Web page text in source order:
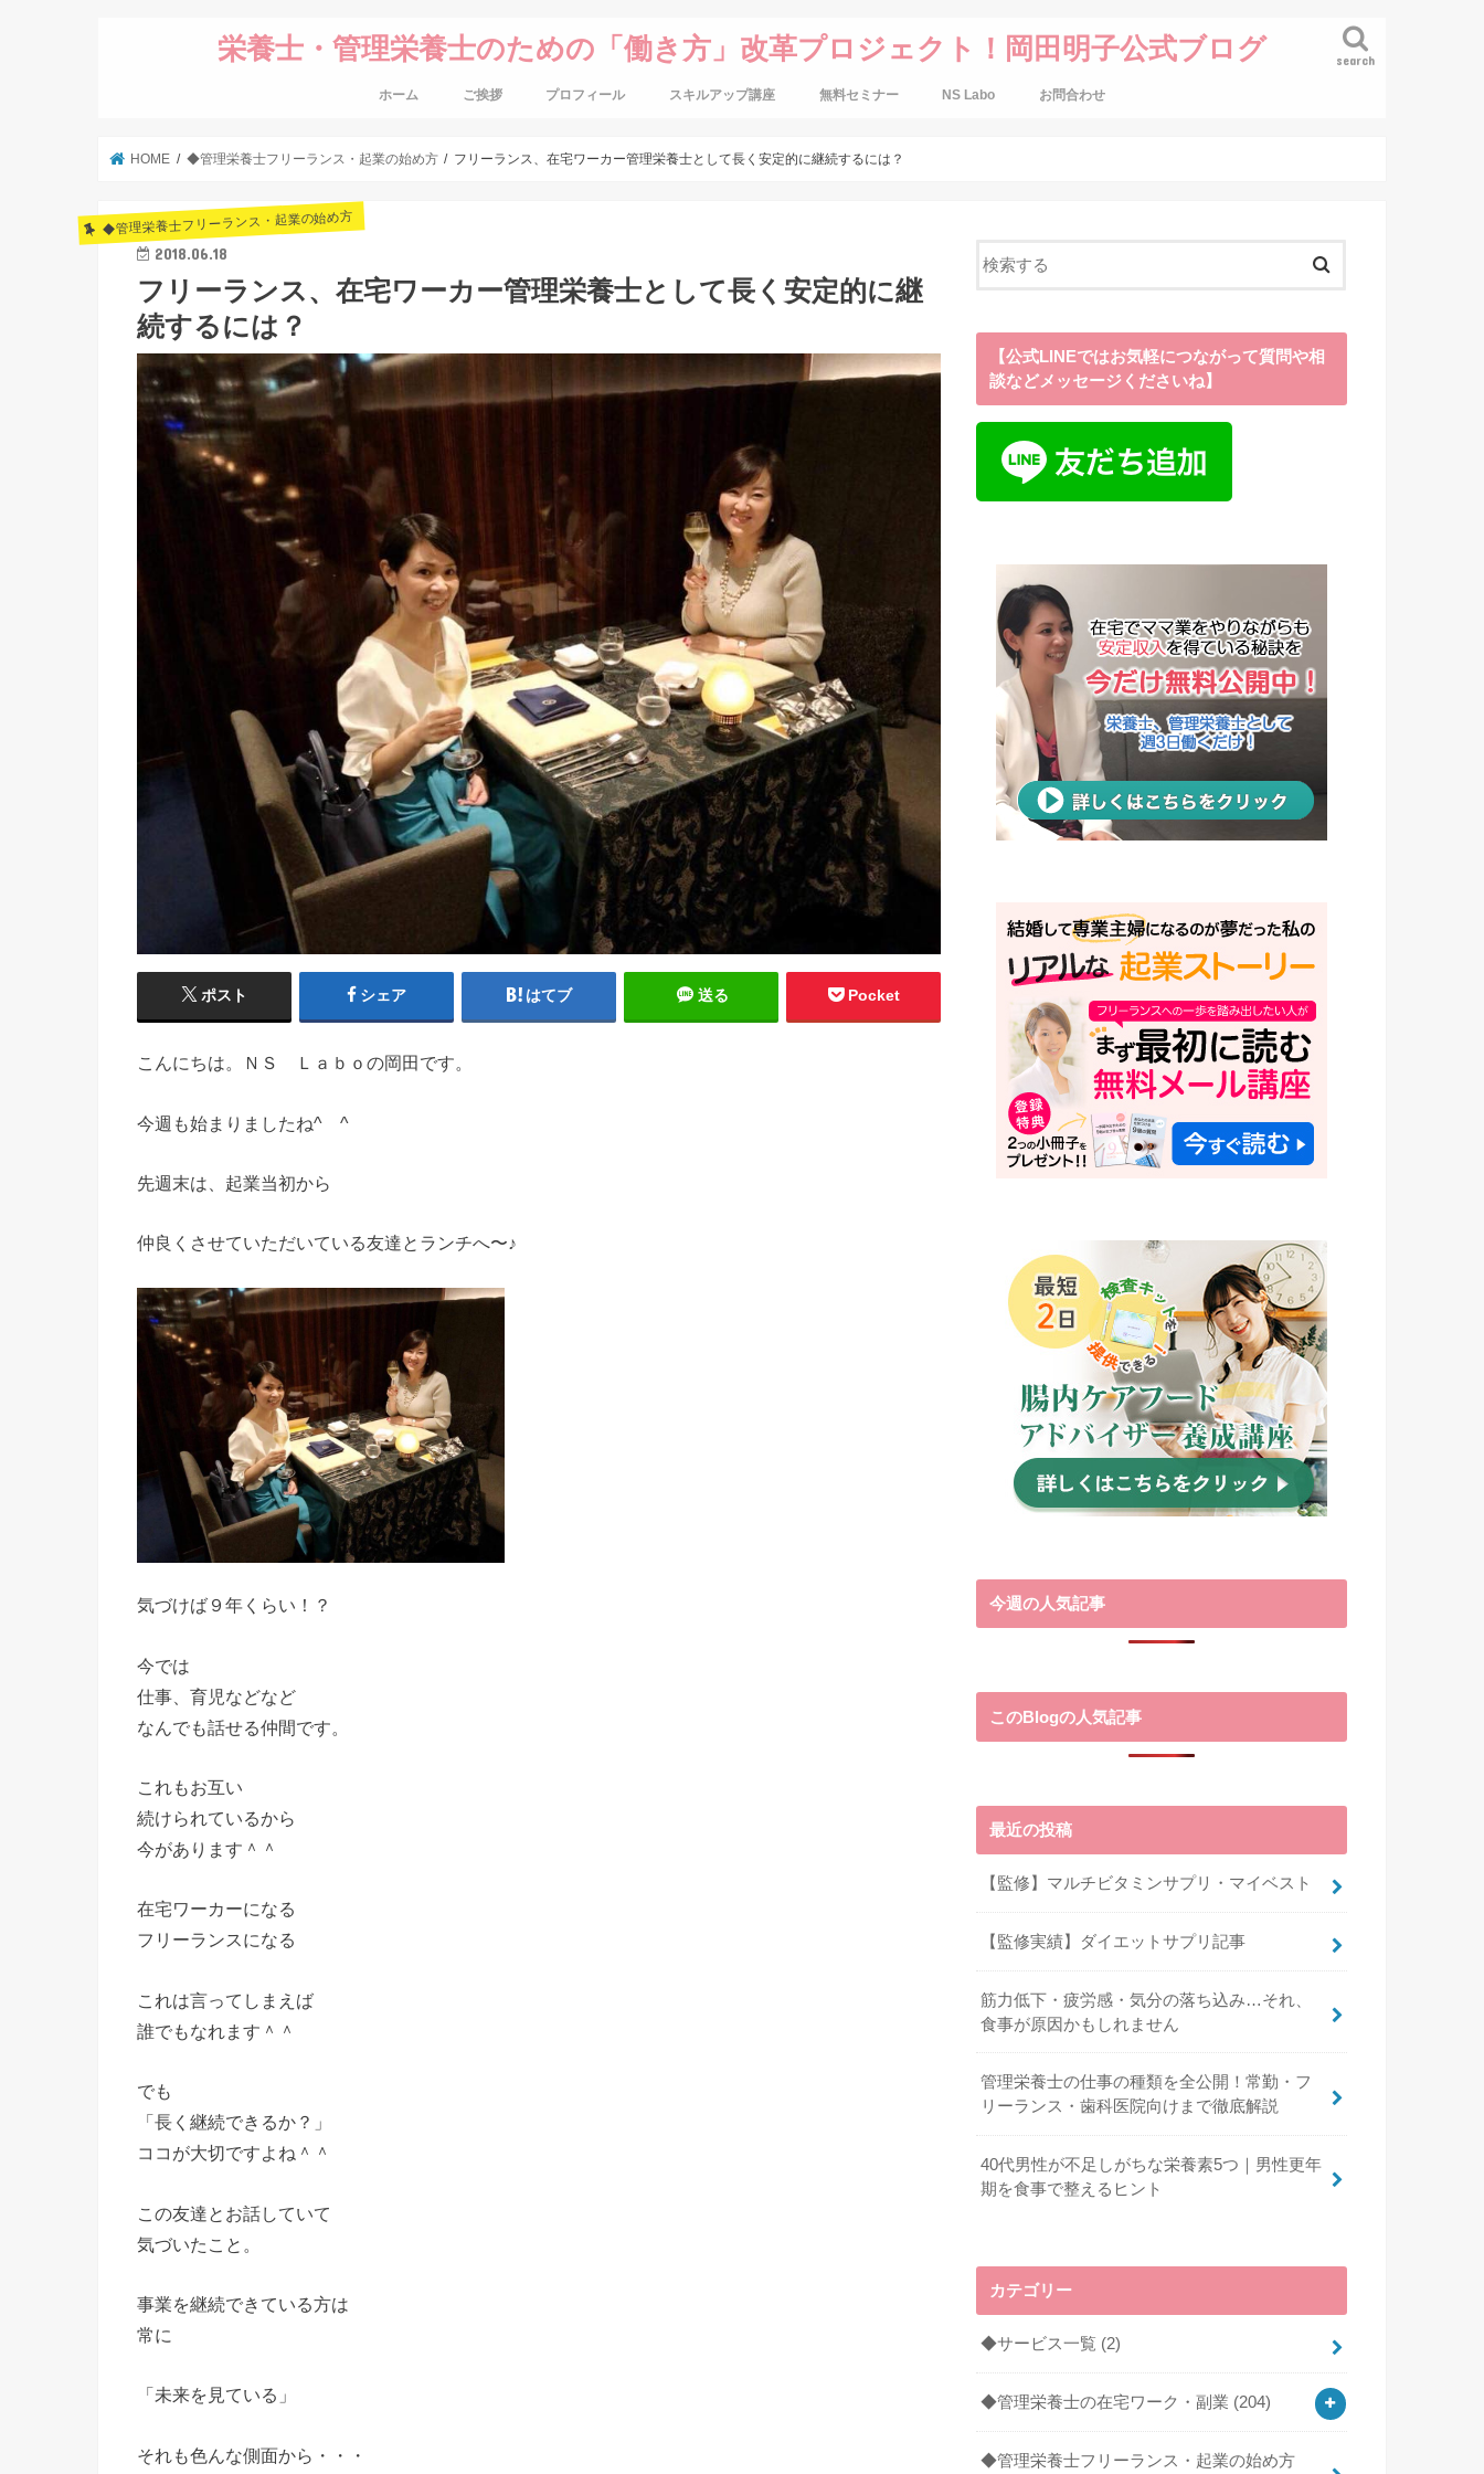
栄養士・管理栄養士のための「働き方」改革プロジェクト！岡田明子公式ブログ search
ホーム ご挨拶 プロフィール スキルアップ講座 無料セミナー NS Labo お問合わせ
HOME ◆管理栄養士フリーランス・起業の始め方 フリーランス、在宅ワーカー管理栄養士として長く安定的に継続するには？
◆管理栄養士フリーランス・起業の始め方
2018.06.18
フリーランス、在宅ワーカー管理栄養士として長く安定的に継
続するには？
ポスト シェア はてブ 送る Pocket
こんにちは。ＮＳ Ｌａｂｏの岡田です。
今週も始まりましたね^ ^
先週末は、起業当初から
仲良くさせていただいている友達とランチへ〜♪
気づけば９年くらい！？
今では
仕事、育児などなど
なんでも話せる仲間です。
これもお互い
続けられているから
今があります＾＾
在宅ワーカーになる
フリーランスになる
これは言ってしまえば
誰でもなれます＾＾
でも
「長く継続できるか？」
ココが大切ですよね＾＾
この友達とお話していて
気づいたこと。
事業を継続できている方は
常に
「未来を見ている」
それも色んな側面から・・・
【公式LINEではお気軽につながって質問や相
談などメッセージくださいね】
今週の人気記事
このBlogの人気記事
最近の投稿
【監修】マルチビタミンサプリ・マイベスト
【監修実績】ダイエットサプリ記事
筋力低下・疲労感・気分の落ち込み…それ、
食事が原因かもしれません
管理栄養士の仕事の種類を全公開！常勤・フ
リーランス・歯科医院向けまで徹底解説
40代男性が不足しがちな栄養素5つ｜男性更年
期を食事で整えるヒント
カテゴリー
◆サービス一覧 (2)
◆管理栄養士の在宅ワーク・副業 (204)
◆管理栄養士フリーランス・起業の始め方